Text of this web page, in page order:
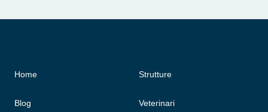
Home
Blog
Strutture
Veterinari